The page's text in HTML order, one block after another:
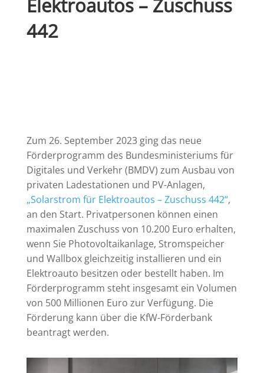
442
Zum 26. September 2023 ging das neue
Förderprogramm des Bundesministeriums für
Digitales und Verkehr (BMDV) zum Ausbau von
privaten Ladestationen und PV-Anlagen,
„Solarstrom für Elektroautos – Zuschuss 442“,
an den Start. Privatpersonen können einen
maximalen Zuschuss von 10.200 Euro erhalten,
wenn Sie Photovoltaikanlage, Stromspeicher
und Wallbox gleichzeitig installieren und ein
Elektroauto besitzen oder bestellt haben. Im
Förderprogramm steht insgesamt ein Volumen
von 500 Millionen Euro zur Verfügung. Die
Förderung kann über die KfW-Förderbank
beantragt werden.